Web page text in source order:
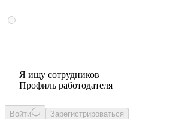
Я ищу сотрудников
Профиль работодателя
Войти Зарегистрироваться